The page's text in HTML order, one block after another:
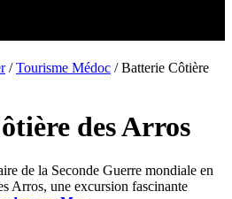
/Tourisme Médoc /Batterie Côtière
des Arros
de la Seconde Guerre mondiale en
Arros, une excursion fascinante